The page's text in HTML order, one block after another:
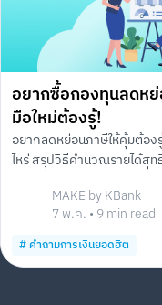
อยากซื้อกองทุนลดห
มือใหม่ต้องรู้!
อยากลดหย่อนภาษีให้คุ้มต้อง
ไหร่ สรุปวิธีคำนวณรายได้สุท
MAKE by KBank
7 พ.ค. • 9min read
#คำถามการเงินยอดฮิต